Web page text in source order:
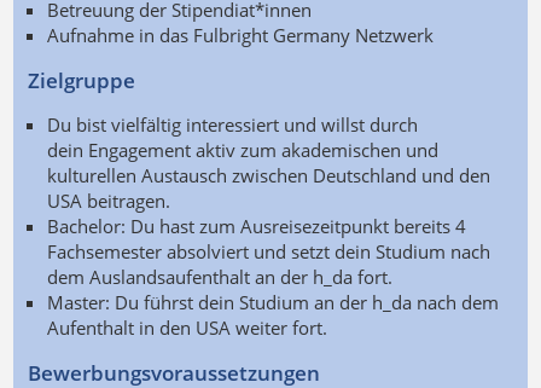
Betreuung der Stipendiat*innen
Aufnahme in das Fulbright Germany Netzwerk
Zielgruppe
Du bist vielfältig interessiert und willst durch
dein Engagement aktiv zum akademischen und
kulturellen Austausch zwischen Deutschland und den
USA beitragen.
Bachelor: Du hast zum Ausreisezeitpunkt bereits 4
Fachsemester absolviert und setzt dein Studium nach
dem Auslandsaufenthalt an der h_da fort.
Master: Du führst dein Studium an der h_da nach dem
Aufenthalt in den USA weiter fort.
Bewerbungsvoraussetzungen